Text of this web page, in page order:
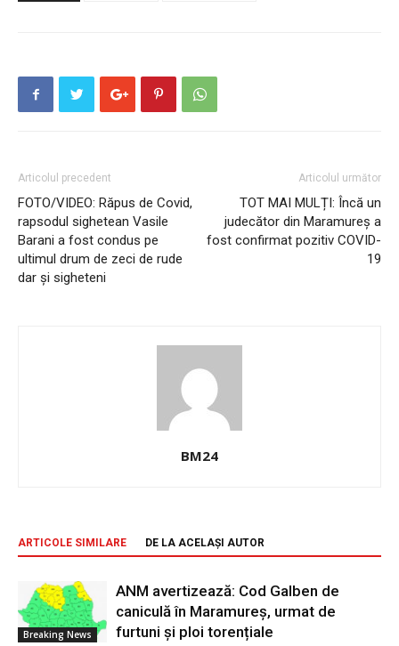
Articolul precedent
FOTO/VIDEO: Răpus de Covid,
rapsodul sighetean Vasile
Barani a fost condus pe
ultimul drum de zeci de rude
dar și sigheteni
Articolul următor
TOT MAI MULȚI: Încă un
judecător din Maramureș a
fost confirmat pozitiv COVID-
19
BM24
ARTICOLE SIMILARE DE LA ACELAȘI AUTOR
Breaking News
ANM avertizează: Cod Galben de
caniculă în Maramureș, urmat de
furtuni și ploi torențiale